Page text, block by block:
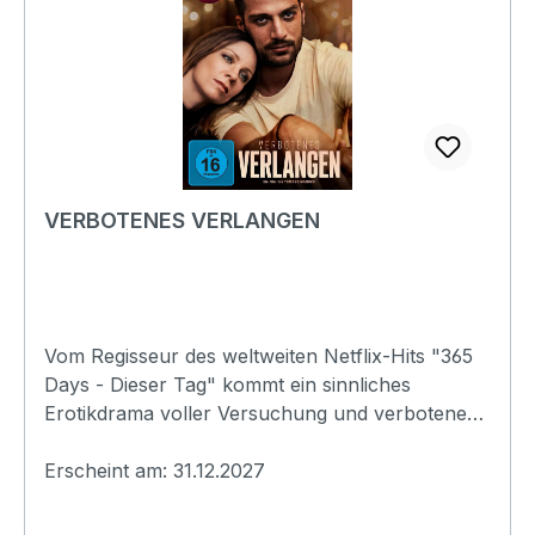
MandesSchauspieler:Magdalena
BoczarskaSimone SusinnaKatarzyna
SawczukEAN:4042564258271Angaben zum
Hersteller (Informationspflichten zur GPSR
Produktsicherheitsverordnung)Herstellerinforma
tionen:Indeed FilmFilsumer Strasse 2126835
VERBOTENES VERLANGEN
Vom Regisseur des weltweiten Netflix-Hits "365
Days - Dieser Tag" kommt ein sinnliches
Erotikdrama voller Versuchung und verbotener
kontrolliertes Leben. Doch die Begegnung mit
Erscheint am: 31.12.2027